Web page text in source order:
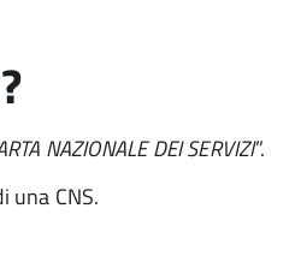
NAZIONALE DEI SERVIZI”.
una CNS.